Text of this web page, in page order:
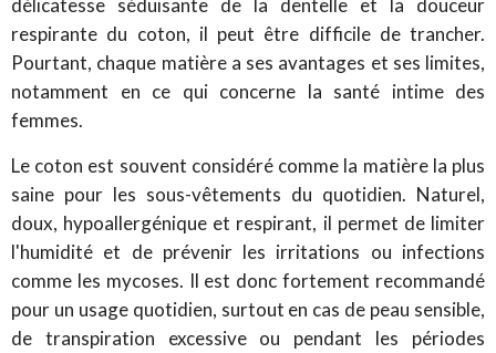
délicatesse séduisante de la dentelle et la douceur
respirante du coton, il peut être difficile de trancher.
Pourtant, chaque matière a ses avantages et ses limites,
notamment en ce qui concerne la santé intime des
femmes.
Le coton est souvent considéré comme la matière la plus
saine pour les sous-vêtements du quotidien. Naturel,
doux, hypoallergénique et respirant, il permet de limiter
l'humidité et de prévenir les irritations ou infections
comme les mycoses. Il est donc fortement recommandé
pour un usage quotidien, surtout en cas de peau sensible,
de transpiration excessive ou pendant les périodes